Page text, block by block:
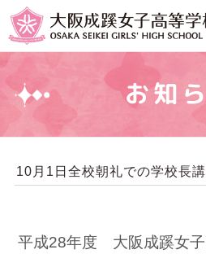
お知
10月1日全校朝礼での学校長
平成28年度 大阪成蹊女